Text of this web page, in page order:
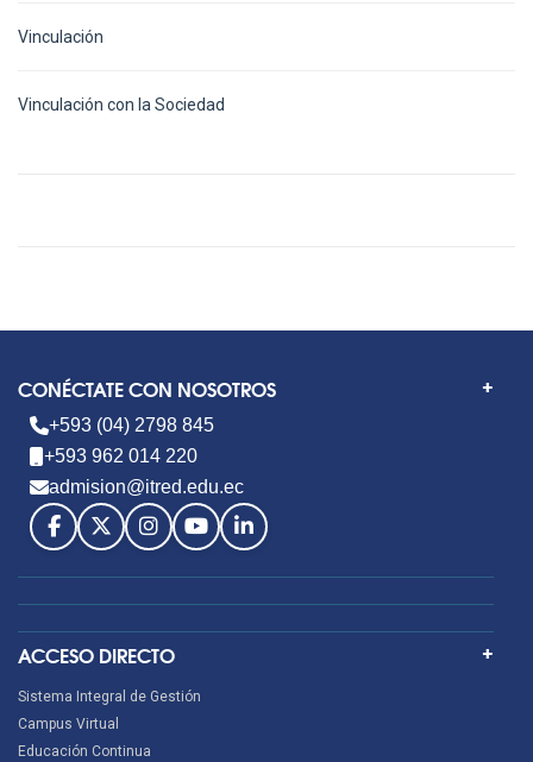
Vinculación
Vinculación con la Sociedad
CONÉCTATE CON NOSOTROS
+593 (04) 2798 845
+593 962 014 220
admision@itred.edu.ec
ACCESO DIRECTO
Sistema Integral de Gestión
Campus Virtual
Educación Continua